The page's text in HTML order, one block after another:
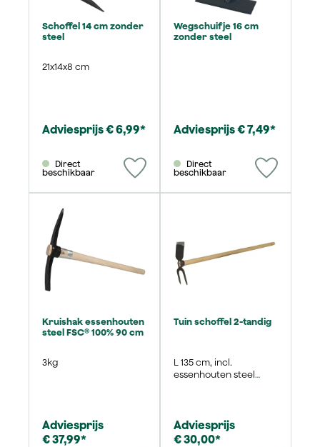
Schoffel 14 cm zonder
steel
21x14x8 cm
Adviesprijs € 6,99*
beschikbaar
Wegschuifje 16 cm
zonder steel
Adviesprijs € 7,49*
beschikbaar
Kruishak essenhouten
steel FSC® 100% 90 cm
3kg
Adviesprijs
€ 37,99*
Tuin schoffel 2-tandig
L 135 cm, incl.
essenhouten steel
Adviesprijs
€ 30,00*